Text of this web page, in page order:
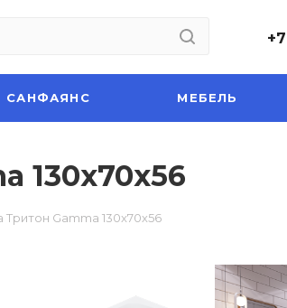
САНФАЯНС МЕБЕЛЬ
130x70х56
Gamma 130x70х56